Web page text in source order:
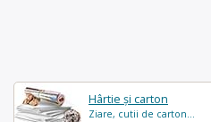
Hârtie și carton
Ziare, cutii de carton...